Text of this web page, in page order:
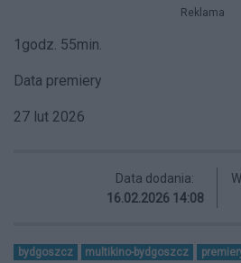
Reklama
1godz. 55min.
Data premiery
27 lut 2026
Data dodania:
16.02.2026 14:08
bydgoszcz multikino-bydgoszcz